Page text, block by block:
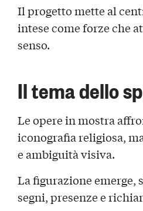
Il progetto mette al
intese come forze che
senso.
Il tema dello
Le opere in mostra
iconografia religiosa,
e ambiguità visiva.
La figurazione emerge,
segni, presenze e